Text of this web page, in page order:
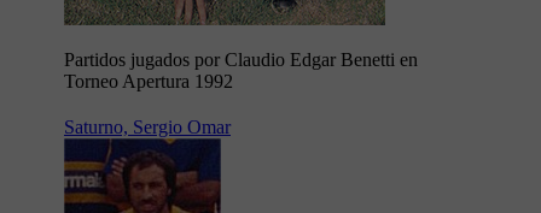
Partidos jugados por Claudio Edgar Benetti en
Torneo Apertura 1992
Saturno, Sergio Omar